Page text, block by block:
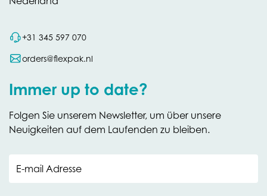
+31 345 597 070
orders@flexpak.nl
Immer up to date?
Folgen Sie unserem Newsletter, um über unsere
Neuigkeiten auf dem Laufenden zu bleiben.
E-mail Adresse